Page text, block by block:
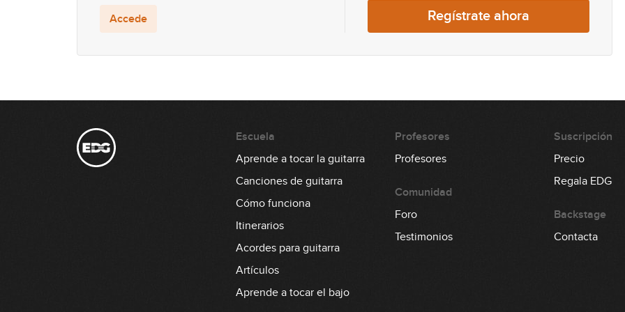
Accede Regístrate ahora
Escuela
Aprende a tocar la guitarra
Canciones de guitarra
Cómo funciona
Itinerarios
Acordes para guitarra
Artículos
Aprende a tocar el bajo
Profesores
Profesores
Comunidad
Foro
Testimonios
Suscripción
Precio
Regala EDG
Backstage
Contacta